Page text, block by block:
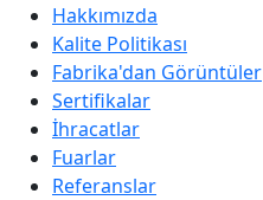
Hakkımızda
Kalite Politikası
Fabrika'dan Görüntüler
Sertifikalar
İhracatlar
Fuarlar
Referanslar